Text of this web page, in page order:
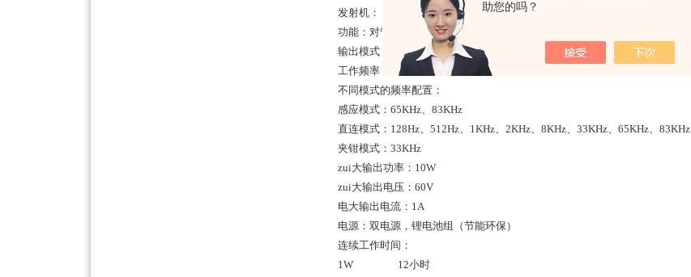
助您的吗？
发射机：
功能：对管线施加特定频率的定位信号
输出模式：感应模式、直连模式、夹钳模式
工作频率：128Hz、512Hz、1KHz、2KHz、8KHz、33KHz、65KHz、83KHz
不同模式的频率配置：
感应模式：65KHz、83KHz
直连模式：128Hz、512Hz、1KHz、2KHz、8KHz、33KHz、65KHz、83KHz
夹钳模式：33KHz
zui大输出功率：10W
zui大输出电压：60V
电大输出电流：1A
电源：双电源，锂电池组（节能环保）
连续工作时间：
1W 12小时